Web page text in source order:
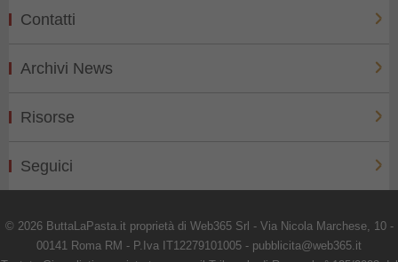
Contatti
Archivi News
Risorse
Seguici
© 2026 ButtaLaPasta.it proprietà di Web365 Srl - Via Nicola Marchese, 10 -
00141 Roma RM - P.Iva IT12279101005 - pubblicita@web365.it